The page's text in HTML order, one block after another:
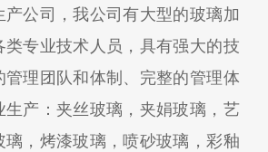
产公司，我公司有大型的玻璃加
类专业技术人员，具有强大的技
管理团队和体制、完整的管理体
生产：夹丝玻璃，夹娟玻璃，艺
璃，烤漆玻璃，喷砂玻璃，彩釉